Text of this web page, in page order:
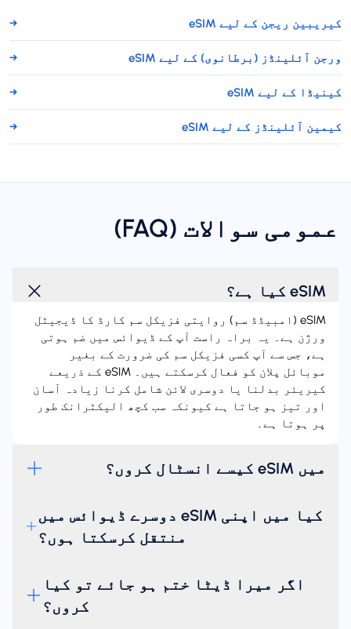
کیریبین ریجن کے لیے eSIM →
ورجن آئلینڈز (برطانوی) کے لیے eSIM →
کینیڈا کے لیے eSIM →
کیمین آئلینڈز کے لیے eSIM →
عمومی سوالات (FAQ)
eSIM کیا ہے؟
eSIM (امبیڈڈ سم) روایتی فزیکل سم کارڈ کا ڈیجیٹل
ورژن ہے۔ یہ براہ راست آپ کے ڈیوائس میں ضم ہوتی
ہے، جس سے آپ کسی فزیکل سم کی ضرورت کے بغیر
موبائل پلان کو فعال کرسکتے ہیں۔ eSIM کے ذریعے
کیریئر بدلنا یا دوسری لائن شامل کرنا زیادہ آسان
اور تیز ہو جاتا ہے کیونکہ سب کچھ الیکٹرانک طور
پر ہوتا ہے۔
میں eSIM کیسے انسٹال کروں؟
کیا میں اپنی eSIM دوسرے ڈیوائس میں
منتقل کرسکتا ہوں؟
اگر میرا ڈیٹا ختم ہو جائے تو کیا
کروں؟